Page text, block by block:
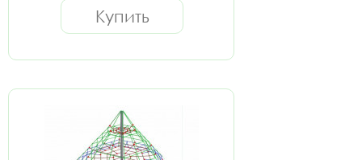
Купить